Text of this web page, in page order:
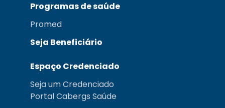
Programas de saúde
Promed
Seja Beneficiário
Espaço Credenciado
Seja um Credenciado
Portal Cabergs Saúde